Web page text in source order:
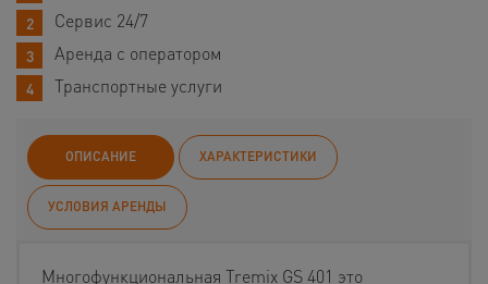
Сервис 24/7
Аренда с оператором
Транспортные услуги
ОПИСАНИЕ ХАРАКТЕРИСТИКИ
УСЛОВИЯ АРЕНДЫ
Многофункциональная Tremix GS 401 это